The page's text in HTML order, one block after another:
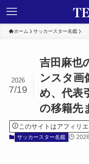
ホーム サッカースター名鑑
吉田麻也
ンスタ画
め、代表
の移籍先
2026
7/19
このサイトはアフィリ
サッカースター名鑑